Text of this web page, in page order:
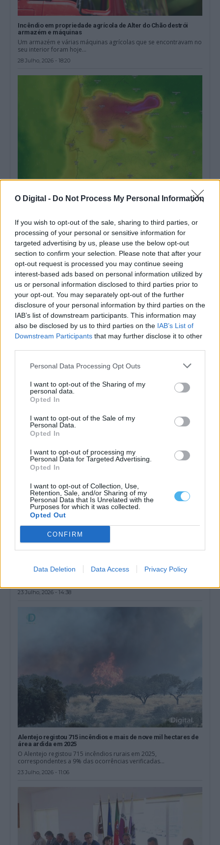
O Digital - Do Not Process My Personal Information
If you wish to opt-out of the sale, sharing to third parties, or
processing of your personal or sensitive information for
targeted advertising by us, please use the below opt-out
section to confirm your selection. Please note that after your
opt-out request is processed you may continue seeing
interest-based ads based on personal information utilized by
us or personal information disclosed to third parties prior to
your opt-out. You may separately opt-out of the further
disclosure of your personal information by third parties on the
IAB’s list of downstream participants. This information may
also be disclosed by us to third parties on the IAB’s List of
Downstream Participants that may further disclose it to other
Personal Data Processing Opt Outs
I want to opt-out of the Sharing of my
personal data.
Opted In
I want to opt-out of the Sale of my
Personal Data.
Opted In
I want to opt-out of processing my
Personal Data for Targeted Advertising.
Opted In
I want to opt-out of Collection, Use,
Retention, Sale, and/or Sharing of my
Personal Data that Is Unrelated with the
Purposes for which it was collected.
Opted Out
CONFIRM
Data Deletion Data Access Privacy Policy
Incêndio em propriedade agrícola de Alter do Chão destrói
armazém e máquinas
Um armazém e várias máquinas agrícolas que se encontravam no
seu interior foram hoje...
28 Julho, 2026 - 18:20
Não são poeiras do deserto: fumo dos incêndios em Espanha
O céu com aspeto esbranquiçado observado esta segunda-feira
em vários pontos do Alentejo não...
27 Julho, 2026 - 16:58
“Nisa em Festa” até domingo
Quinta do Bill, Pedro Abrunhosa, D.A.M.A, Bárbara Bandeira e
Nininho Vaz Maia, são alguns...
Um incêndio deflagrou ao começo desta tarde de quinta-feira,
23 Julho, 2026 - 14:38
Alentejo registou 715 incêndios e mais de nove mil hectares de
área ardida em 2025
O Alentejo registou 715 incêndios rurais em 2025,
correspondentes a 9% das ocorrências verificadas...
23 Julho, 2026 - 11:06